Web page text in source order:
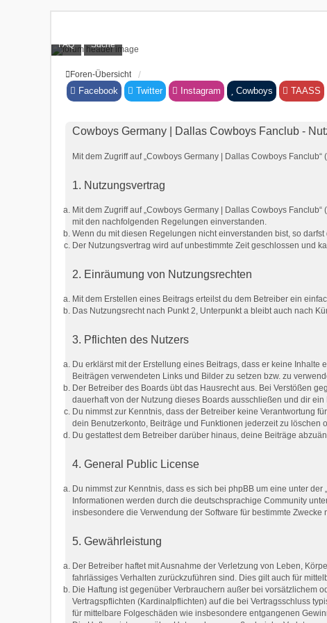
FAQ Suche
Foren-Übersicht
Facebook Twitter Instagram Cowboys TAASS
Cowboys Germany | Dallas Cowboys Fanclub -
Mit dem Zugriff auf „Cowboys Germany | Dallas Cowboys
1. Nutzungsvertrag
Mit dem Zugriff auf „Cowboys Germany | Dallas Cowboys
mit den nachfolgenden Regelungen einverstanden.
Wenn du mit diesen Regelungen nicht einverstanden bist, so
Der Nutzungsvertrag wird auf unbestimmte Zeit geschlossen und
2. Einräumung von Nutzungsrechten
Mit dem Erstellen eines Beitrags erteilst du dem Betreiber ein
Das Nutzungsrecht nach Punkt 2, Unterpunkt a bleibt auch nach
3. Pflichten des Nutzers
Du erklärst mit der Erstellung eines Beitrags, dass er keine
Beiträgen verwendeten Links und Bilder zu setzen bzw. zu
Der Betreiber des Boards übt das Hausrecht aus. Bei Verstößen
dauerhaft von der Nutzung dieses Boards ausschließen und dir
Du nimmst zur Kenntnis, dass der Betreiber keine Verantwortung
dein Benutzerkonto, Beiträge und Funktionen jederzeit zu löschen
Du gestattest dem Betreiber darüber hinaus, deine Beiträge
4. General Public License
Du nimmst zur Kenntnis, dass es sich bei phpBB um eine unter der „
Informationen werden durch die deutschsprachige Community
insbesondere die Verwendung der Software für bestimmte
5. Gewährleistung
Der Betreiber haftet mit Ausnahme der Verletzung von Leben,
fahrlässiges Verhalten zurückzuführen sind. Dies gilt auch für
Die Haftung ist gegenüber Verbrauchern außer bei vorsätzlichem
Vertragspflichten (Kardinalpflichten) auf die bei Vertragsschluss
für mittelbare Folgeschäden wie insbesondere entgangenen